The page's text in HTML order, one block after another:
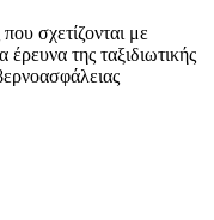
σχετίζονται με
της ταξιδιωτικής